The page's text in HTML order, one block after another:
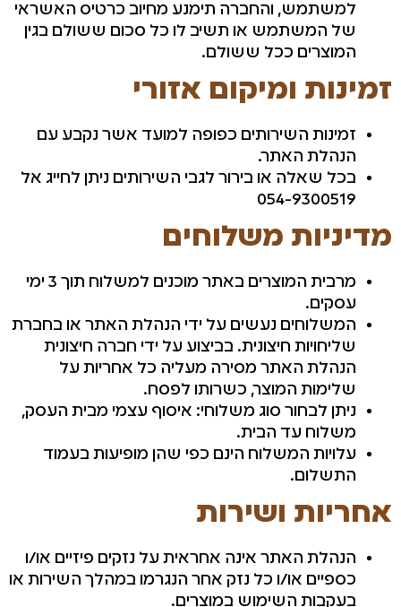
למשתמש, והחברה תימנע מחיוב כרטיס האשראי
של המשתמש או תשיב לו כל סכום ששולם בגין
המוצרים ככל ששולם.
זמינות ומיקום אזורי
זמינות השירותים כפופה למועד אשר נקבע עם
הנהלת האתר.
בכל שאלה או בירור לגבי השירותים ניתן לחייג אל
054-9300519
מדיניות משלוחים
מרבית המוצרים באתר מוכנים למשלוח תוך 3 ימי
עסקים.
המשלוחים נעשים על ידי הנהלת האתר או בחברת
שליחויות חיצונית. בביצוע על ידי חברה חיצונית
הנהלת האתר מסירה מעליה כל אחריות על
שלימות המוצר, כשרותו לפסח.
ניתן לבחור סוג משלוחי: איסוף עצמי מבית העסק,
משלוח עד הבית.
עלויות המשלוח הינם כפי שהן מופיעות בעמוד
התשלום.
אחריות ושירות
הנהלת האתר אינה אחראית על נזקים פיזיים או/ו
כספיים או/ו כל נזק אחר הנגרמו במהלך השירות או
בעקבות השימוש במוצרים.